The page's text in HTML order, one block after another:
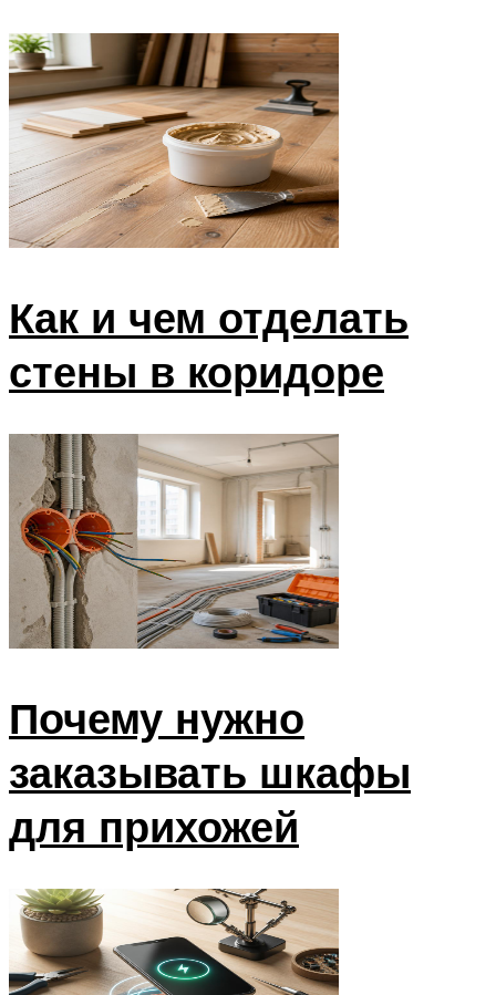
Как и чем отделать
стены в коридоре
Почему нужно
заказывать шкафы
для прихожей